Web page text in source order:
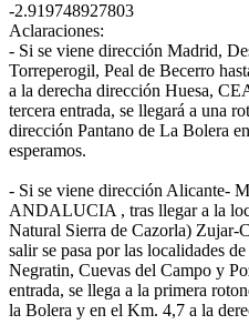
-2.919748927803
Aclaraciones:
- Si se viene dirección Madrid,
Torreperogil, Peal de Becerro
a la derecha dirección Huesa,
tercera entrada, se llegará a una
dirección Pantano de La Bolera
esperamos.
- Si se viene dirección Alicante-
ANDALUCIA , tras llegar a la
Natural Sierra de Cazorla) Zujar-
salir se pasa por las localidades
Negratin, Cuevas del Campo y
entrada, se llega a la primera
la Bolera y en el Km. 4,7 a la